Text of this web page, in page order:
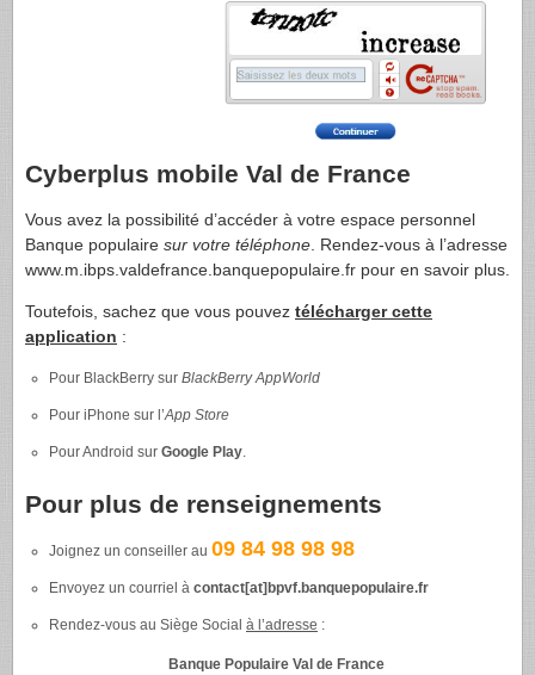
Cyberplus mobile Val de France
Vous avez la possibilité d’accéder à votre espace personnel
Banque populaire sur votre téléphone . Rendez-vous à l’adresse
www.m.ibps.valdefrance.banquepopulaire.fr pour en savoir plus.
Toutefois, sachez que vous pouvez télécharger cette
application :
Pour BlackBerry sur BlackBerry AppWorld
Pour iPhone sur l’App Store
Pour Android sur Google Play
Pour plus de renseignements
Joignez un conseiller au 09 84 98 98 98
Envoyez un courriel à contact[at]bpvf.banquepopulaire.fr
Rendez-vous au Siège Social à l’adresse :
Banque Populaire Val de France